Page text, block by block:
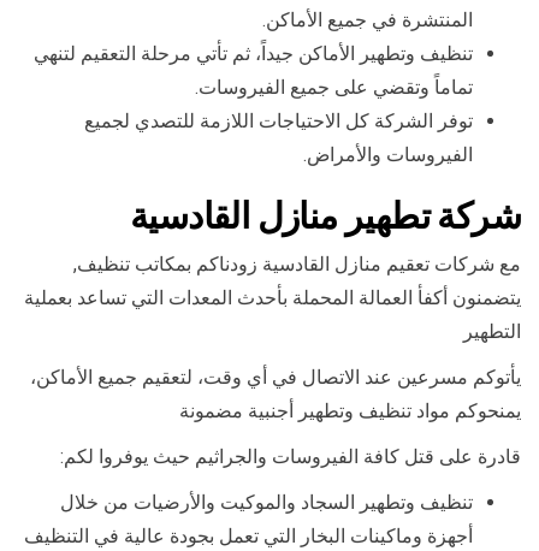
المنتشرة في جميع الأماكن.
تنظيف وتطهير الأماكن جيداً، ثم تأتي مرحلة التعقيم لتنهي
تماماً وتقضي على جميع الفيروسات.
توفر الشركة كل الاحتياجات اللازمة للتصدي لجميع
الفيروسات والأمراض.
شركة تطهير منازل القادسية
مع شركات تعقيم منازل القادسية زودناكم بمكاتب تنظيف,
يتضمنون أكفأ العمالة المحملة بأحدث المعدات التي تساعد بعملية
التطهير
يأتوكم مسرعين عند الاتصال في أي وقت، لتعقيم جميع الأماكن،
يمنحوكم مواد تنظيف وتطهير أجنبية مضمونة
قادرة على قتل كافة الفيروسات والجراثيم حيث يوفروا لكم:
تنظيف وتطهير السجاد والموكيت والأرضيات من خلال
أجهزة وماكينات البخار التي تعمل بجودة عالية في التنظيف